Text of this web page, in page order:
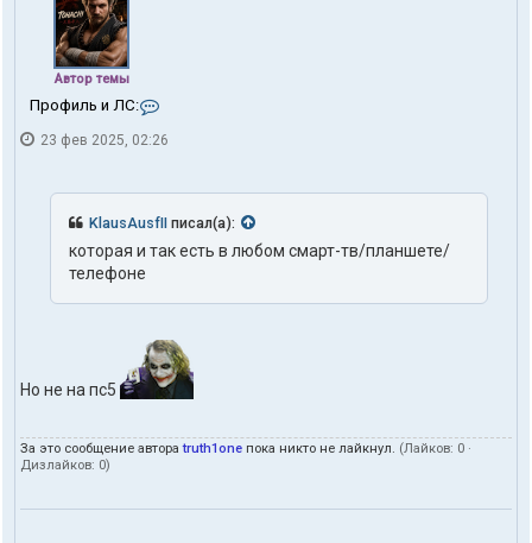
Автор темы
Профиль и ЛС:
н
к
т
п
о
в
а
л
23 фев 2025, 02:26
KlausAusfII писал(а):
которая и так есть в любом смарт-тв/планшете/
телефоне
Но не на пс5
За это сообщение автораtruth1one пока никто не лайкнул. (Лайков: 0 ·
Дизлайков: 0)